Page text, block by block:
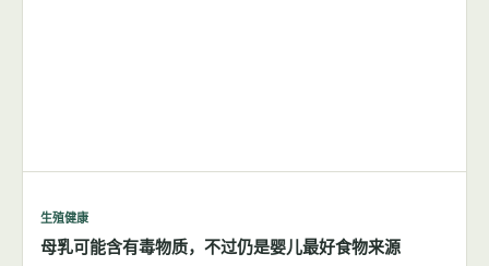
生殖健康
母乳可能含有毒物质，不过仍是婴儿最好食物来源